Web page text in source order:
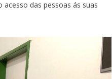
das pessoas ás suas